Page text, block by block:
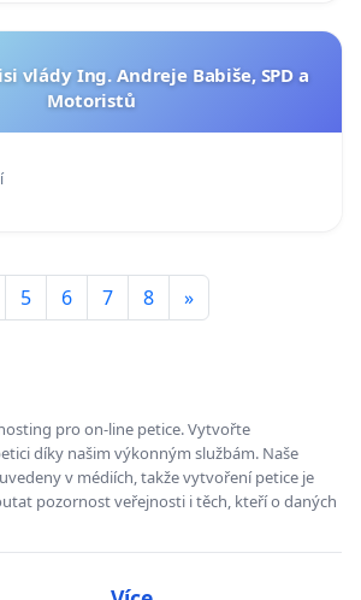
vlády Ing. Andreje Babiše, SPD a
Motoristů
5 6 7 8 »
pro on-line petice. Vytvořte
díky našim výkonným službám. Naše
v médiích, takže vytvoření petice je
pozornost veřejnosti i těch, kteří o daných